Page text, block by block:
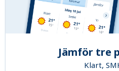
Jämför tre
Klart,